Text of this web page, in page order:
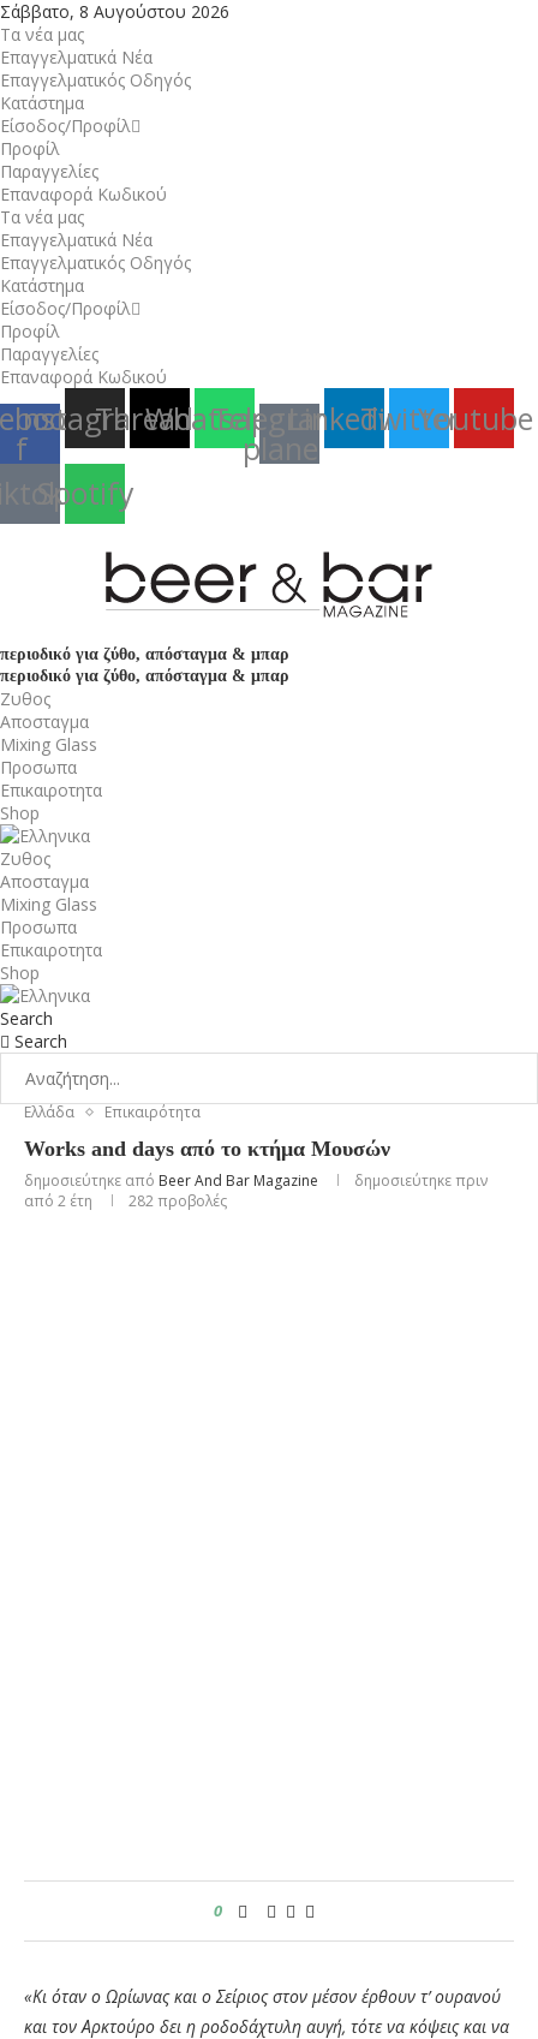
Σάββατο, 8 Αυγούστου 2026
Τα νέα μας
Επαγγελματικά Νέα
Επαγγελματικός Οδηγός
Κατάστημα
Είσοδος/Προφίλ
Προφίλ
Παραγγελίες
Επαναφορά Κωδικού
Τα νέα μας
Επαγγελματικά Νέα
Επαγγελματικός Οδηγός
Κατάστημα
Είσοδος/Προφίλ
Προφίλ
Παραγγελίες
Επαναφορά Κωδικού
f
Instagram
Threads
Whatsapp
Telegram-
plane
LinkedinTwitterYoutube
Spotify
περιοδικό για ζύθο, απόσταγμα & μπαρ
περιοδικό για ζύθο, απόσταγμα & μπαρ
Ζυθος
Αποσταγμα
Mixing Glass
Προσωπα
Επικαιροτητα
Shop
Ζυθος
Αποσταγμα
Mixing Glass
Προσωπα
Επικαιροτητα
Shop
Search
Search
Ελλάδα Επικαιρότητα
Works and days από το κτήμα Μουσών
δημοσιεύτηκε από Beer And Bar Magazine
δημοσιεύτηκε πριν
από 2 έτη
282προβολές
0
«Κι όταν ο Ωρίωνας και ο Σείριος στον μέσον έρθουν τ’ ουρανού
και τον Αρκτούρο δει η ροδοδάχτυλη αυγή, τότε να κόψεις και να